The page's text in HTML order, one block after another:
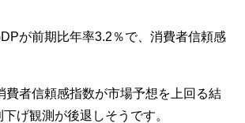
が前期比年率3.2％で、消費者信頼感
費者信頼感指数が市場予想を上回る結
げ観測が後退しそうです。